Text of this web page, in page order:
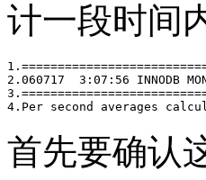
计一段时间
2.060717  3:07:56 INNODB
首先要确认